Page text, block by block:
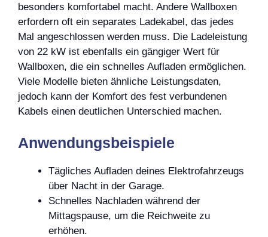
besonders komfortabel macht. Andere Wallboxen
erfordern oft ein separates Ladekabel, das jedes
Mal angeschlossen werden muss. Die Ladeleistung
von 22 kW ist ebenfalls ein gängiger Wert für
Wallboxen, die ein schnelles Aufladen ermöglichen.
Viele Modelle bieten ähnliche Leistungsdaten,
jedoch kann der Komfort des fest verbundenen
Kabels einen deutlichen Unterschied machen.
Anwendungsbeispiele
Tägliches Aufladen deines Elektrofahrzeugs
über Nacht in der Garage.
Schnelles Nachladen während der
Mittagspause, um die Reichweite zu
erhöhen.